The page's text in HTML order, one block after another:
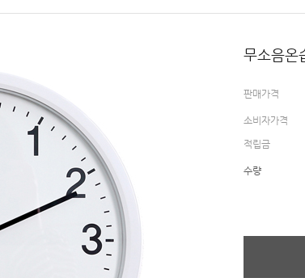
무소음온
판매가격
소비자가격
적립금
수량